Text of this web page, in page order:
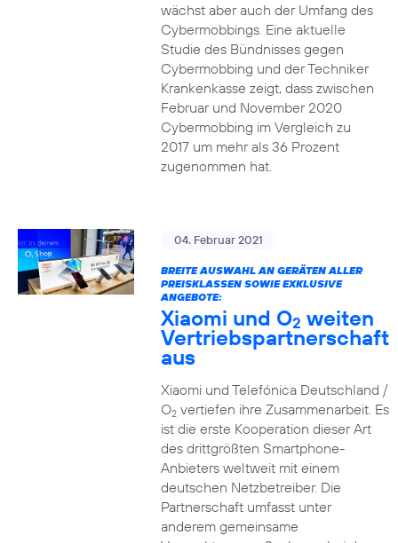
wächst aber auch der Umfang des
Cybermobbings. Eine aktuelle
Studie des Bündnisses gegen
Cybermobbing und der Techniker
Krankenkasse zeigt, dass zwischen
Februar und November 2020
Cybermobbing im Vergleich zu
2017 um mehr als 36 Prozent
zugenommen hat.
04. Februar 2021
BREITE AUSWAHL AN GERÄTEN ALLER
PREISKLASSEN SOWIE EXKLUSIVE
ANGEBOTE:
Xiaomi und O2 weiten
Vertriebspartnerschaft
aus
Xiaomi und Telefónica Deutschland /
O2vertiefen ihre Zusammenarbeit. Es
ist die erste Kooperation dieser Art
des drittgrößten Smartphone-
Anbieters weltweit mit einem
deutschen Netzbetreiber. Die
Partnerschaft umfasst unter
anderem gemeinsame